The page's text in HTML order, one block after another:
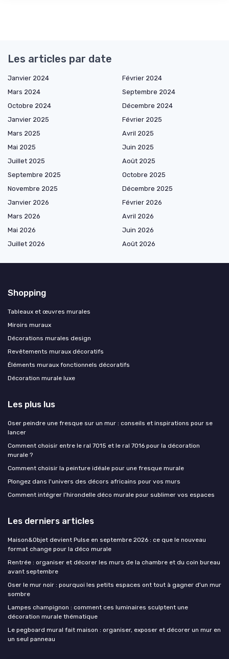
Les articles par date
Janvier 2024
Février 2024
Mars 2024
Septembre 2024
Octobre 2024
Décembre 2024
Janvier 2025
Février 2025
Mars 2025
Avril 2025
Mai 2025
Juin 2025
Juillet 2025
Août 2025
Septembre 2025
Octobre 2025
Novembre 2025
Décembre 2025
Janvier 2026
Février 2026
Mars 2026
Avril 2026
Mai 2026
Juin 2026
Juillet 2026
Août 2026
Shopping
Tableaux et œuvres murales
Miroirs muraux
Décorations murales design
Revêtements muraux décoratifs
Éléments muraux fonctionnels décoratifs
Décoration murale luxe
Les plus lus
Oser peindre une fresque sur un mur : conseils et inspirations pour se
lancer
Comment choisir entre le ral 7015 et le ral 7016 pour la décoration
murale ?
Comment choisir la peinture idéale pour une fresque murale
Plongez dans l'univers des décors africains pour vos murs
Comment intégrer l’hirondelle déco murale pour sublimer vos espaces
Les derniers articles
Maison&Objet devient Pulse en septembre 2026 : ce que le nouveau
format change pour la déco murale
Rentrée : organiser et décorer les murs de la chambre et du coin bureau
avant septembre
Oser le mur noir : pourquoi les petits espaces ont tout à gagner d'un mur
sombre
Lampes champignon : comment ces luminaires sculptent une
décoration murale thématique
Le pegboard mural fait maison : organiser, exposer et décorer un mur en
un seul panneau